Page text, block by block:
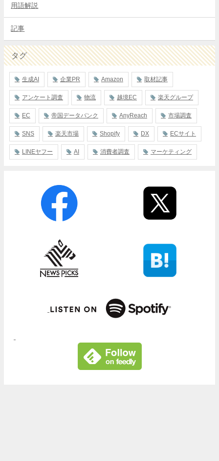
用語解説
記事
タグ
生成AI 企業PR Amazon 取材記事
アンケート調査 物流 越境EC 楽天グループ
EC 帝国データバンク AnyReach 市場調査
SNS 楽天市場 Shopify DX ECサイト
LINEヤフー AI 消費者調査 マーケティング